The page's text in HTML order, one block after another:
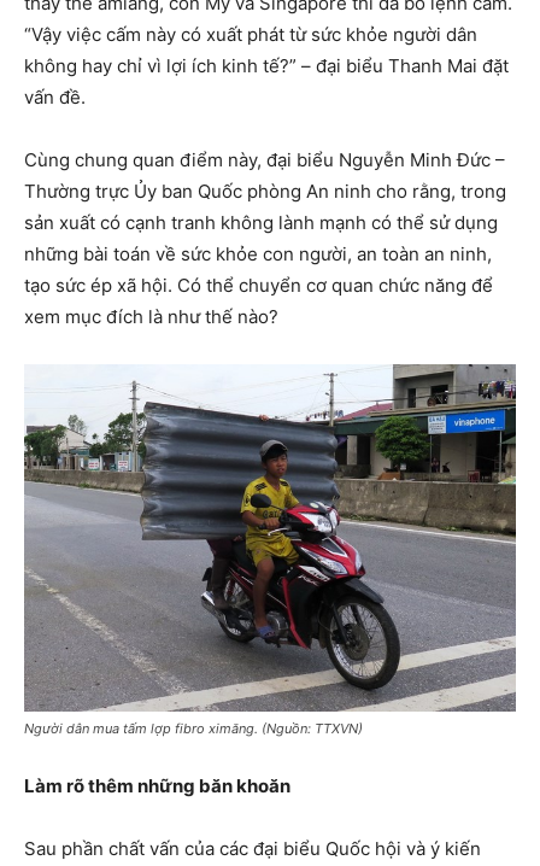
“Vậy việc cấm này có xuất phát từ sức khỏe người dân
không hay chỉ vì lợi ích kinh tế?” – đại biểu Thanh Mai đặt
vấn đề.
Cùng chung quan điểm này, đại biểu Nguyễn Minh Đức –
Thường trực Ủy ban Quốc phòng An ninh cho rằng, trong
sản xuất có cạnh tranh không lành mạnh có thể sử dụng
những bài toán về sức khỏe con người, an toàn an ninh,
tạo sức ép xã hội. Có thể chuyển cơ quan chức năng để
xem mục đích là như thế nào?
Người dân mua tấm lợp fibro ximăng. (Nguồn: TTXVN)
Làm rõ thêm những băn khoăn
Sau phần chất vấn của các đại biểu Quốc hội và ý kiến